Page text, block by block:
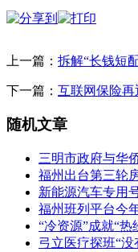
上一篇： 拆解“长钱短
下一篇： 互联网保险再
随机文章
三明市政府与华
福州出台第三轮
新能源汽车专用
福州班列平台今
“冷资源”成就“热
弓立医疗探班“没